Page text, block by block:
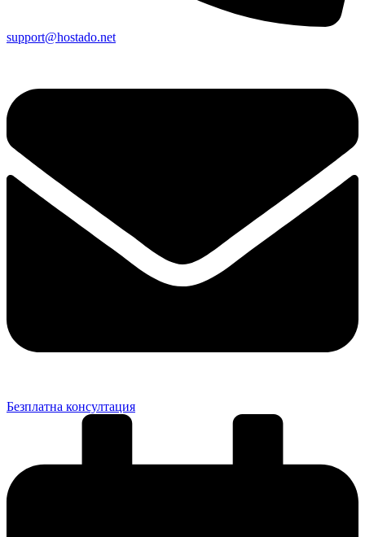
support@hostado.net
Безплатна консултация